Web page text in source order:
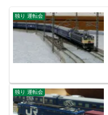
独り 運転会
独り 運転会